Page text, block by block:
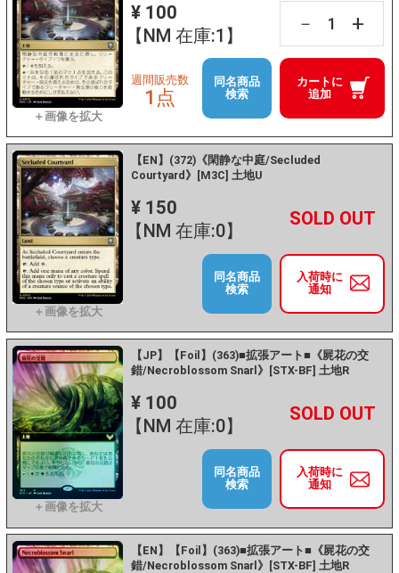
¥ 100
【NM 在庫:1】
－ +
カートに
追加
週間販売数
1点
同名商品
検索
【EN】(372)《閑静な中庭/Secluded
Courtyard》[M3C] 土地U
¥ 150
【NM 在庫:0】
－ +
入荷時に
通知
同名商品
検索
【JP】【Foil】(363)■拡張アート■《屍花の交
錯/Necroblossom Snarl》[STX-BF] 土地R
¥ 100
【NM 在庫:0】
－ +
入荷時に
通知
同名商品
検索
【EN】【Foil】(363)■拡張アート■《屍花の交
錯/Necroblossom Snarl》[STX-BF] 土地R